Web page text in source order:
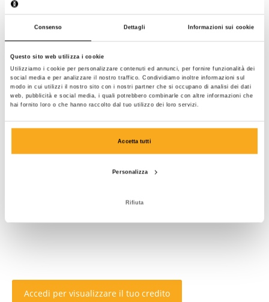
Consenso Dettagli Informazioni sui cookie
Questo sito web utilizza i cookie
Utilizziamo i cookie per personalizzare contenuti ed annunci, per fornire funzionalità dei
social media e per analizzare il nostro traffico. Condividiamo inoltre informazioni sul
modo in cui utilizzi il nostro sito con i nostri partner che si occupano di analisi dei dati
web, pubblicità e social media, i quali potrebbero combinarle con altre informazioni che
hai fornito loro o che hanno raccolto dal tuo utilizzo dei loro servizi.
Accetta tutti
Personalizza
Rifiuta
Accedi per visualizzare il tuo credito